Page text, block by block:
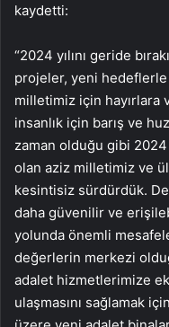
kaydetti:
“2024 yılını geride
projeler, yeni hedeflerle
milletimiz için hayırlara
insanlık için barış ve
zaman olduğu gibi 2024
olan aziz milletimiz ve
kesintisiz sürdürdük.
daha güvenilir ve
yolunda önemli
değerlerin merkezi
adalet hizmetlerimize
ulaşmasını sağlamak